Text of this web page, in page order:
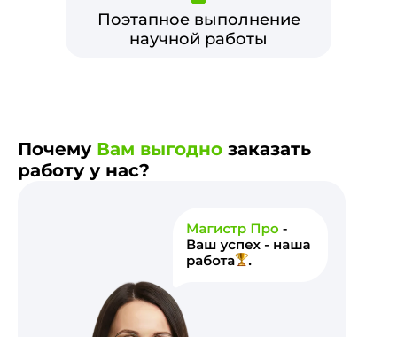
Поэтапное выполнение
научной работы
Почему Вам выгодно заказать
работу у нас?